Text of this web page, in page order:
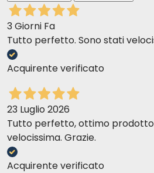
uzupełnienie suchej diety?
Karma Trovet Hepatic może
karma główna w celu
zbilansowanej diety kotom z
przejściowymi zaburzeniami
kontynuować tego rodzaju
zaleconego przez lekarza
Kiedy mogę spodziewać
zwierzęcia po rozpoczęciu
Trovet Hepatic?
3 Giorni Fa
Tutto perfetto. Sono stati
Acquirente verificato
23 Luglio 2026
Tutto perfetto, ottimo
velocissima. Grazie.
Acquirente verificato